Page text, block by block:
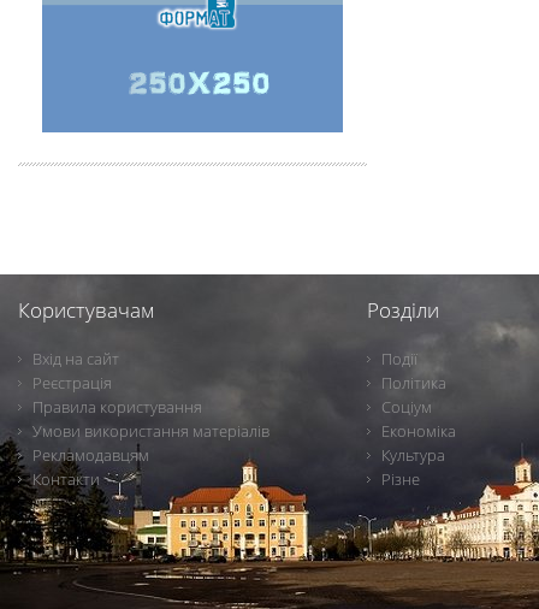
Користувачам
Вхід на сайт
Реєстрація
Правила користування
Умови використання матеріалів
Рекламодавцям
Контакти
Розділи
Події
Політика
Соціум
Економіка
Культура
Різне